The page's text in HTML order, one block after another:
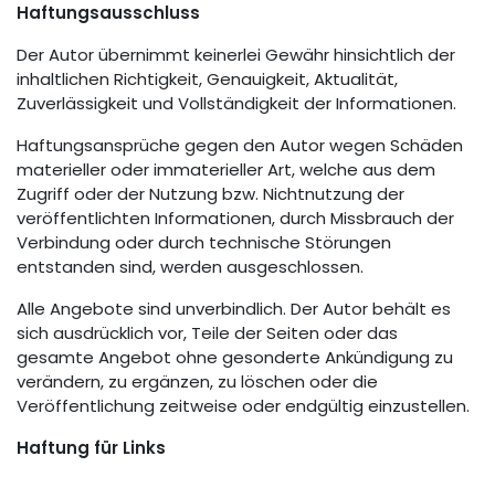
Haftungsausschluss
Der Autor übernimmt keinerlei Gewähr hinsichtlich der
inhaltlichen Richtigkeit, Genauigkeit, Aktualität,
Zuverlässigkeit und Vollständigkeit der Informationen.
Haftungsansprüche gegen den Autor wegen Schäden
materieller oder immaterieller Art, welche aus dem
Zugriff oder der Nutzung bzw. Nichtnutzung der
veröffentlichten Informationen, durch Missbrauch der
Verbindung oder durch technische Störungen
entstanden sind, werden ausgeschlossen.
Alle Angebote sind unverbindlich. Der Autor behält es
sich ausdrücklich vor, Teile der Seiten oder das
gesamte Angebot ohne gesonderte Ankündigung zu
verändern, zu ergänzen, zu löschen oder die
Veröffentlichung zeitweise oder endgültig einzustellen.
Haftung für Links